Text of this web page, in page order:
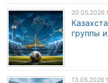
20.05.2026
группы
13.05.2026